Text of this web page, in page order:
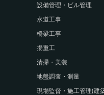
設備管理・ビル管理
水道工事
橋梁工事
揚重工
清掃・美装
地盤調査・測量
現場監督・施工管理(建